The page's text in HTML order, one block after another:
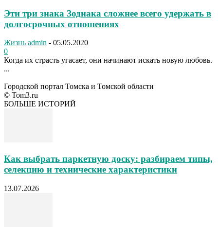
Эти три знака Зодиака сложнее всего удержать в
долгосрочных отношениях
Жизнь admin - 05.05.2020
0
Когда их страсть угасает, они начинают искать новую любовь.
...
Городской портал Томска и Томской области
© Tom3.ru
БОЛЬШЕ ИСТОРИЙ
Как выбрать паркетную доску: разбираем типы,
селекцию и технические характеристики
13.07.2026